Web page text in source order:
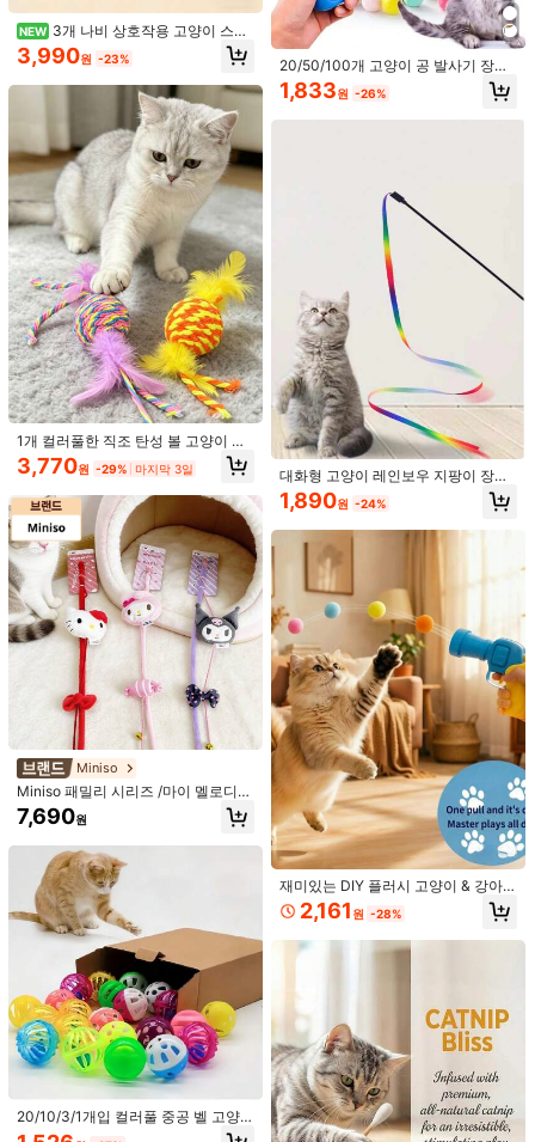
4,703원 절약
기 및 사냥하기 애완동물 장난감, USB
충전식, 새끼 고양이 및 애완동물 용품
이 포함된 고양이 사냥 장난감 세트
고양이를 위한 거부할 수 없는 그루밍
브러시 및 스크래칭 장난감 - 고양이
아치형 셀프 그루머: 마사지와 그루밍
브러시로 당신의 고양이를 돌보세요!
재고 10개 남음
12,825
고양이 지루함 해소 자가 엔터테인먼
트 장난감, 크라프트지 고양이 터널 고
양이 침대, 숨바꼭질 티저 지팡이, 실
내 고양이에게 적합
4,332원 -29%
실감나는 고양이 장난감, 짹짹거리는
소리가 나는 플러시 깃털 고양이 장난
감 - 휘슬과 터치 센서가 내장된 수제
3,090원 -24%
고양이 스크래칭 완화 박스 대형 공간
원목 고양이 스크래칭 보드 샌드페이
퍼 포함 압력 없는 발톱 갈이 박스 가
위형 발톱 갈이 및 회전식 발톱 갈이
재고 8개 남음
20,011원 -31%
NEW
치즈 하우스 스마트 고양이 장난
감 두더지 잡기 인터랙티브 게임 자동
깃털 티저 충전식 재미있는 가젯 새끼
고양이 및 성묘용
12,897 마지막 3일
스 벨, 랜덤 스타일, 상호작용 고양이
2,538
NEW 3개 나비 상호작용 고양이 스프
링 볼 장난감 - 랜덤 색상, 흡착컵 디자
인, 배터리 불필요, 내구성 있는 소재,
자가 엔터테인먼트. 애완동물 엔터테
인먼트 | 재미있는 디자인
3,990원 -23%
1개 컬러풀한 직조 탄성 볼 고양이 장
난감 깃털 술 장식 포함, 긁힘 방지 및
치아 발달 고양이 티저 완드, 반려동물
3,770원 -29% 마지막 3일
Miniso
Miniso 패밀리 시리즈 /마이 멜로디/
고양이 티저 봉제 인형 벨 인터랙션 고
양이 지루함 해소 놀이 패브릭 소재 (1
7,690원
20/10/3/1개입 컬러풀 중공 벨 고양
이 장난감 볼, 소리 나는 벨 티저 고양
20/50/100개 고양이 공 발사기 장난
감 - 상호 작용하는 재미, 운동 및 유대
감 형성, 실내 놀이에 이상적 (랜덤 색
상 발사기!!)
1,833원 -26%
대화형 고양이 레인보우 지팡이 장난
감, 대화형 고양이 유혹봉 끈, 대부분
의 고양이와 새끼 고양이에게 알맞은
1,890원 -24%
재미있는 DIY 플러시 고양이 & 강아
지 티저 장난감, 인터랙티브 발사 훈련
장난감 총 세트, 실내 운동 지루함 해
소음 고탄성 플러시 볼, 발사 총 (장난
2,161 원 -28%